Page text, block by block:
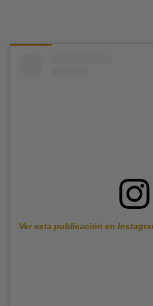
Ver esta publicación en